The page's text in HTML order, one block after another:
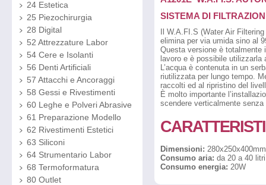
24 Estetica
25 Piezochirurgia
28 Digital
52 Attrezzature Labor
54 Cere e Isolanti
56 Denti Artificiali
57 Attacchi e Ancoraggi
58 Gessi e Rivestimenti
60 Leghe e Polveri Abrasive
61 Preparazione Modello
62 Rivestimenti Estetici
63 Siliconi
64 Strumentario Labor
68 Termoformatura
80 Outlet
SISTEMA DI
Il W.A.FI.S (Water Air
elimina per via umida sino al
Questa versione è totalmente
lavoro e è possibile utilizzarla
L’acqua è contenuta in un
riutilizzata per lungo tempo.
raccolti ed al ripristino del
È molto importante
scendere verticalmente
Dimensioni: 280x250x400mm
Consumo aria: da 20 a 40
Consumo energia: 20W